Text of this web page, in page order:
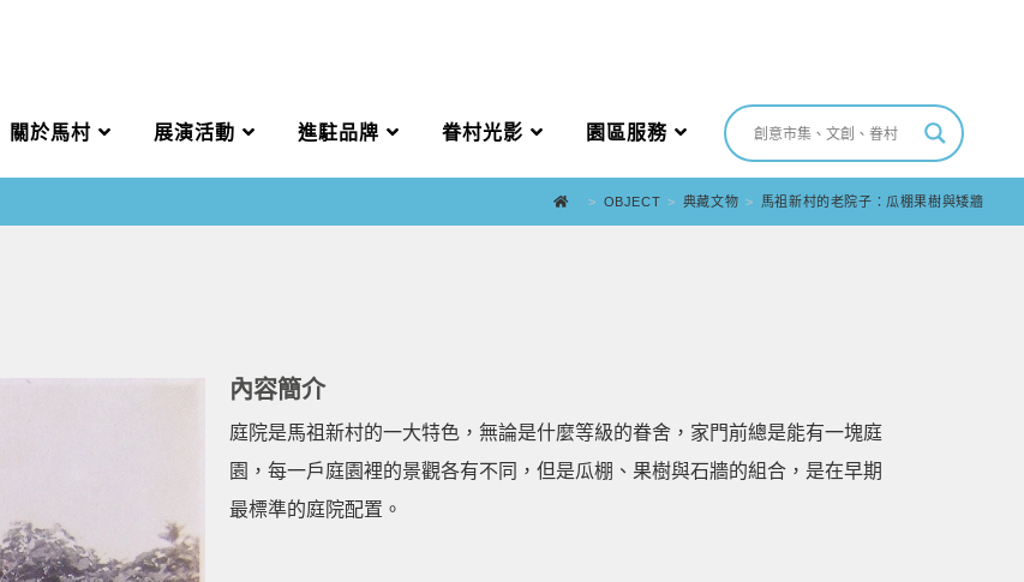
關於馬村 展演活動 進駐品牌 眷村光影 園區服務
> OBJECT > 典藏文物 > 馬祖新村的老院子：瓜棚果樹與矮牆
內容簡介
庭院是馬祖新村的一大特色，無論是什麼等級的眷舍，家門前總是能有一塊庭
園，每一戶庭園裡的景觀各有不同，但是瓜棚、果樹與石牆的組合，是在早期
最標準的庭院配置。